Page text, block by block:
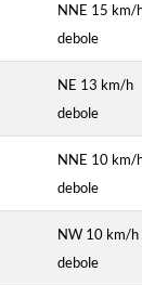
NNE 15 km/
debole
NE 13 km/h
debole
NNE 10 km/
debole
NW 10 km/h
debole